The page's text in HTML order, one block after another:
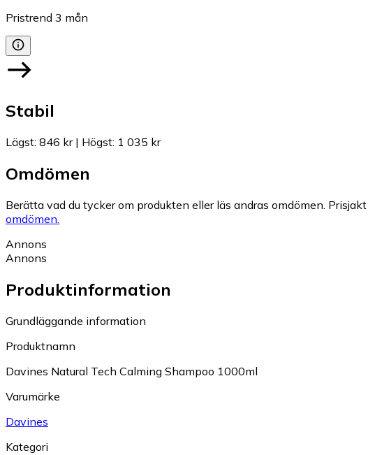
Pristrend 3 mån
Stabil
Lägst: 846 kr| Högst: 1 035 kr
Omdömen
Berätta vad du tycker om produkten eller läs andras omdömen.
omdömen.
Annons
Annons
Produktinformation
Grundläggande information
Produktnamn
Davines Natural Tech Calming Shampoo 1000ml
Varumärke
Davines
Kategori